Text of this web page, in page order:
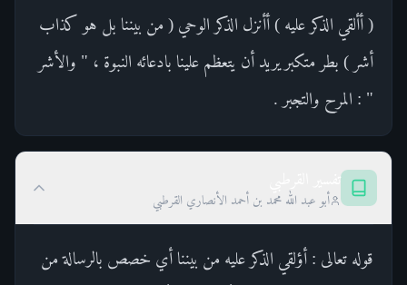
( أألقي الذكر عليه ) أأنزل الذكر الوحي ( من بيننا بل هو كذاب
أشر ) بطر متكبر يريد أن يتعظم علينا بادعائه النبوة ، " والأشر
" : المرح والتجبر .
أبو عبد الله محمد بن أحمد الأنصاري القرطبي
قوله تعالى : أؤلقي الذكر عليه من بيننا أي خصص بالرسالة من